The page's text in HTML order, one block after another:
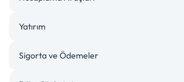
Yatırım
Sigorta ve Ödemeler